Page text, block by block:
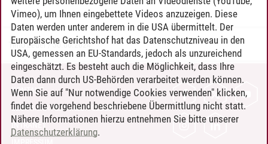
Timo Leder/30.06.2024
KONTAKT
LEUPHANA ALS ARBEITGEBER
INTRANET
Vimeo), um Ihnen eingebettete Videos anzuzeigen. Diese
Daten werden unter anderem in die USA übermittelt. Der
Europäische Gerichtshof hat das Datenschutzniveau in den
USA, gemessen an EU-Standards, jedoch als unzureichend
eingeschätzt. Es besteht auch die Möglichkeit, dass Ihre
Daten dann durch US-Behörden verarbeitet werden können.
Wenn Sie auf "Nur notwendige Cookies verwenden" klicken,
findet die vorgehend beschriebene Übermittlung nicht statt.
Nähere Informationen hierzu entnehmen Sie bitte unserer
Datenschutzerklärung.